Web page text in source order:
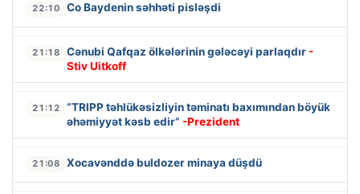
22:10 Co Baydenin səhhəti pisləşdi
21:18 Cənubi Qafqaz ölkələrinin gələcəyi parlaqdır -
Stiv Uitkoff
21:12
“TRIPP təhlükəsizliyin təminatı baxımından böyük
əhəmiyyət kəsb edir” -Prezident
21:08 Xocavənddə buldozer minaya düşdü